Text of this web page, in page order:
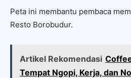
Peta ini membantu pembaca
Resto Borobudur.
Artikel Rekomendasi
Tempat Ngopi, Kerja, dan